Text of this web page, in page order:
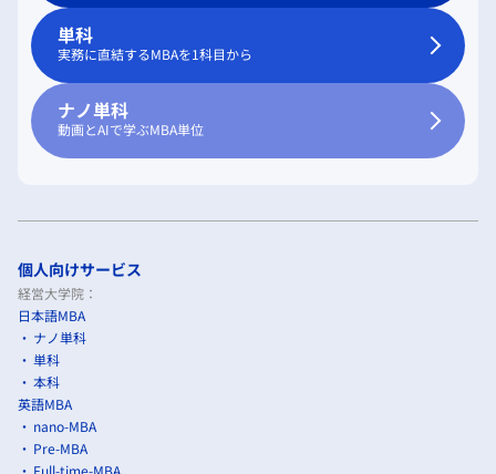
単科
実務に直結するMBAを1科目から
ナノ単科
動画とAIで学ぶMBA単位
個人向けサービス
経営大学院：
日本語MBA
ナノ単科
単科
本科
英語MBA
nano-MBA
Pre-MBA
Full-time-MBA